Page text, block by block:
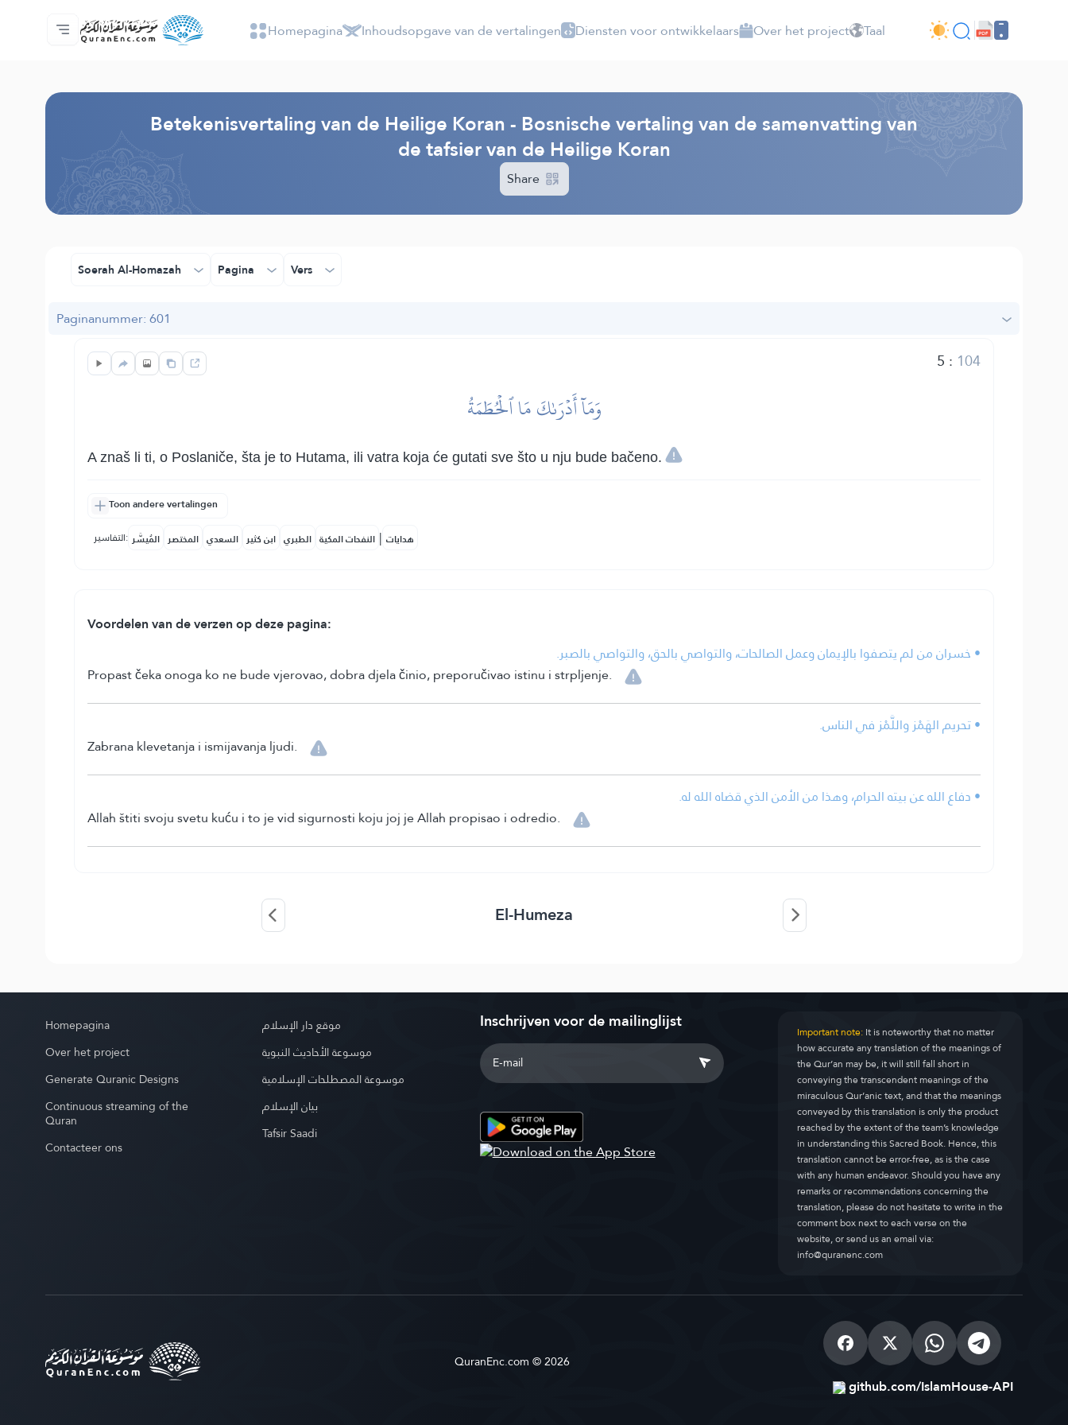
Homepagina
Inhoudsopgave van de vertalingen
Audio
Diensten voor ontwikkelaars - API
Over het project
Contacteer ons
Taal Homepagina Inhoudsopgave van de vertalingen Diensten voor ontwikkelaars Over het project Taal
Betekenisvertaling van de Heilige Koran - Bosnische vertaling van de samenvatting van
de tafsier van de Heilige Koran
Share
Soerah Al-Homazah Pagina Vers
Paginanummer: 601
5 : 104
وَمَآ أَدۡرَىٰكَ مَا ٱلۡحُطَمَةُ
A znaš li ti, o Poslaniče, šta je to Hutama, ili vatra koja će gutati sve što u nju bude bačeno.
Toon andere vertalingen
التفاسير: المُيسَّر المختصر السعدي ابن كثير الطبري النفحات المكية | هدايات
Voordelen van de verzen op deze pagina:
• خسران من لم يتصفوا بالإيمان وعمل الصالحات، والتواصي بالحق، والتواصي بالصبر.
Propast čeka onoga ko ne bude vjerovao, dobra djela činio, preporučivao istinu i strpljenje.
• تحريم الهَمْز واللَّمْز في الناس.
Zabrana klevetanja i ismijavanja ljudi.
• دفاع الله عن بيته الحرام، وهذا من الأمن الذي قضاه الله له.
Allah štiti svoju svetu kuću i to je vid sigurnosti koju joj je Allah propisao i odredio.
El-Humeza
Homepagina
Over het project
Generate Quranic Designs
Continuous streaming of the
Quran
Contacteer ons
موقع دار الإسلام
موسوعة الأحاديث النبوية
موسوعة المصطلحات الإسلامية
بيان الإسلام
Tafsir Saadi
Inschrijven voor de mailinglijst Important note:It is noteworthy that no matter
how accurate any translation of the meanings of
the Qur’an may be, it will still fall short in
conveying the transcendent meanings of the
miraculous Qur’anic text, and that the meanings
conveyed by this translation is only the product
reached by the extent of the team’s knowledge
in understanding this Sacred Book. Hence, this
translation cannot be error-free, as is the case
with any human endeavor. Should you have any
remarks or recommendations concerning the
translation, please do not hesitate to write in the
comment box next to each verse on the
website, or send us an email via:
info@quranenc.com
QuranEnc.com © 2026
github.com/IslamHouse-API